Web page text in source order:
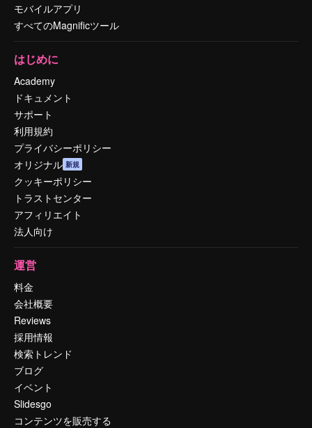
モバイルアプリ
すべてのMagnificツール
はじめに
Academy
ドキュメント
サポート
利用規約
プライバシーポリシー
オリジナル 新規
クッキーポリシー
トラストセンター
アフィリエイト
法人向け
運営
料金
会社概要
Reviews
採用情報
検索トレンド
ブログ
イベント
Slidesgo
コンテンツを販売する